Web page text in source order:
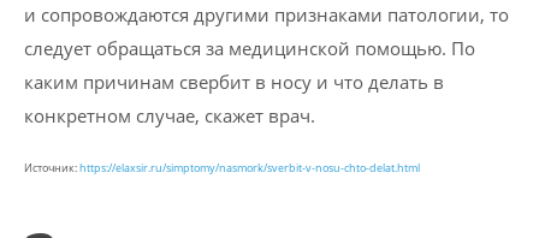
и сопровождаются другими признаками патологии, то
следует обращаться за медицинской помощью. По
каким причинам свербит в носу и что делать в
конкретном случае, скажет врач.
Источник:https://elaxsir.ru/simptomy/nasmork/sverbit-v-nosu-chto-delat.html